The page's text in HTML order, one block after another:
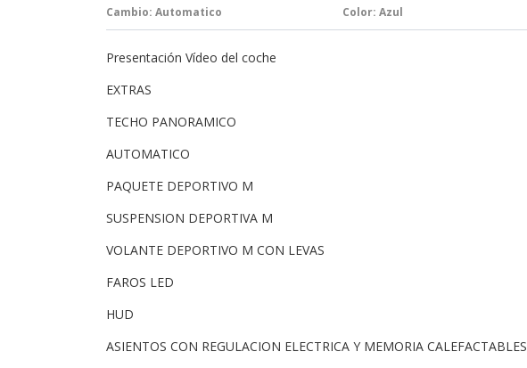
Cambio: Automatico Color: Azul
Presentación Vídeo del coche
EXTRAS
TECHO PANORAMICO
AUTOMATICO
PAQUETE DEPORTIVO M
SUSPENSION DEPORTIVA M
VOLANTE DEPORTIVO M CON LEVAS
FAROS LED
HUD
ASIENTOS CON REGULACION ELECTRICA Y MEMORIA CALEFACTABLES